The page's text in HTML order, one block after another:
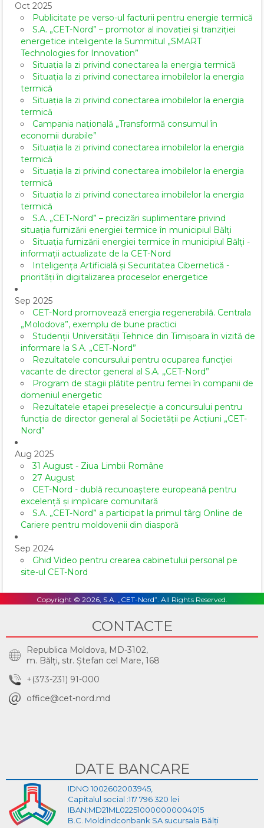
Oct 2025
Publicitate pe verso-ul facturii pentru energie termică
S.A. „CET-Nord” – promotor al inovației și tranziției
energetice inteligente la Summitul „SMART
Technologies for Innovation”
Situația la zi privind conectarea la energia termică
Situația la zi privind conectarea imobilelor la energia
termică
Situația la zi privind conectarea imobilelor la energia
termică
Campania națională „Transformă consumul în
economii durabile”
Situația la zi privind conectarea imobilelor la energia
termică
Situația la zi privind conectarea imobilelor la energia
termică
Situația la zi privind conectarea imobilelor la energia
termică
S.A. „CET-Nord” – precizări suplimentare privind
situația furnizării energiei termice în municipiul Bălți
Situația furnizării energiei termice în municipiul Bălți -
informații actualizate de la CET-Nord
Inteligența Artificială și Securitatea Cibernetică -
priorități în digitalizarea proceselor energetice
Sep 2025
CET-Nord promovează energia regenerabilă. Centrala
„Molodova”, exemplu de bune practici
Studenții Universității Tehnice din Timișoara în vizită de
informare la S.A. „CET-Nord”
Rezultatele concursului pentru ocuparea funcției
vacante de director general al S.A. ,,CET-Nord”
Program de stagii plătite pentru femei în companii de
domeniul energetic
Rezultatele etapei preselecție a concursului pentru
funcția de director general al Societăţii pe Acţiuni „CET-
Nord”
Aug 2025
31 August - Ziua Limbii Române
27 August
CET-Nord - dublă recunoaștere europeană pentru
excelență și implicare comunitară
S.A. „CET-Nord” a participat la primul târg Online de
Cariere pentru moldovenii din diasporă
Sep 2024
Ghid Video pentru crearea cabinetului personal pe
site-ul CET-Nord
Copyright © 2026, S.A. „CET-Nord”. All Rights Reserved.
CONTACTE
Republica Moldova, MD-3102,
m. Bălţi, str. Ştefan cel Mare, 168
+(373-231) 91-000
office@cet-nord.md
DATE BANCARE
IDNO 1002602003945,
Capitalul social :117 796 320 lei
IBAN:MD21ML022510000000004015
B.C. Moldindconbank SA sucursala Bălți